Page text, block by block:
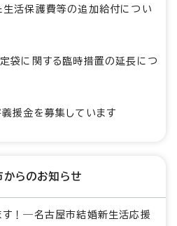
活保護費等の追加給付につい
袋に関する臨時措置の延長につ
援金を募集しています
からのお知らせ
す！―名古屋市結婚新生活応援